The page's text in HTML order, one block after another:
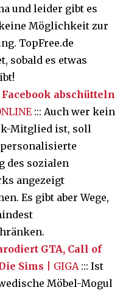
und leider gibt es
Möglichkeit zur
TopFree.de
sobald es etwas
Facebook abschütteln
::: Auch wer kein
Mitglied ist, soll
des sozialen
angezeigt
Es gibt aber Wege,
GTA, Call of
Sims | GIGA ::: Ist
Möbel-Mogul